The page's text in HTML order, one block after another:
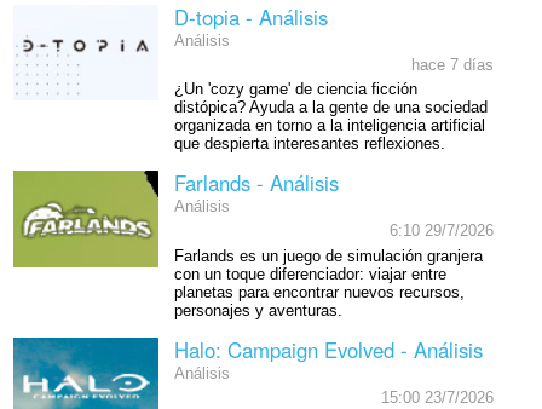
D-topia - Análisis
Análisis
hace 7 días
¿Un 'cozy game' de ciencia ficción
distópica? Ayuda a la gente de una sociedad
organizada en torno a la inteligencia artificial
que despierta interesantes reflexiones.
Farlands - Análisis
Análisis
6:10 29/7/2026
Farlands es un juego de simulación granjera
con un toque diferenciador: viajar entre
planetas para encontrar nuevos recursos,
personajes y aventuras.
Halo: Campaign Evolved - Análisis
Análisis
15:00 23/7/2026